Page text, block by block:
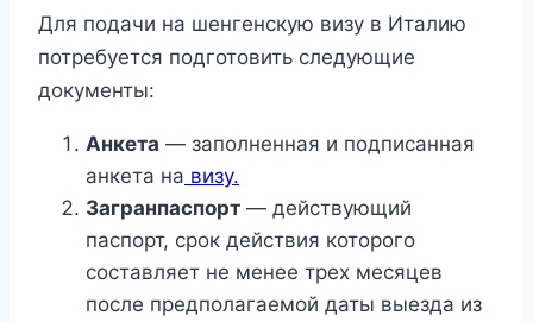
Для подачи на шенгенскую визу в Италию
потребуется подготовить следующие
документы:
Анкета — заполненная и подписанная
анкета на визу.
Загранпаспорт — действующий
паспорт, срок действия которого
составляет не менее трех месяцев
после предполагаемой даты выезда из